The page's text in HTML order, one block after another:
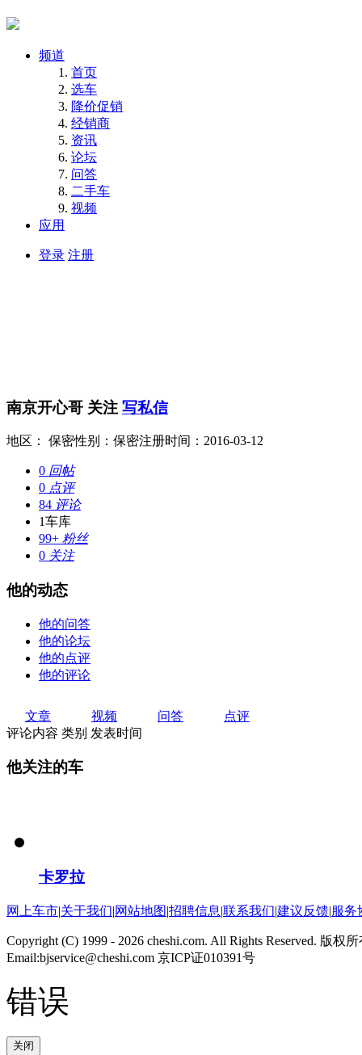
频道
首页
选车
降价促销
经销商
资讯
论坛
问答
二手车
视频
应用
登录 注册
南京开心哥 关注 写私信
地区： 保密性别：保密注册时间：2016-03-12
0 回帖
0 点评
84 评论
1车库
99+ 粉丝
0 关注
他的动态
他的问答
他的论坛
他的点评
他的评论
文章 视频 问答
点评
评论内容 类别 发表时间
他关注的车
卡罗拉
网上车市|关于我们|网站地图|招聘信息|联系我们|建议反馈|服务
Copyright (C) 1999 - 2026 cheshi.com. All Rights Reserved. 版权
Email:bjservice@cheshi.com 京ICP证010391号
错误
关闭